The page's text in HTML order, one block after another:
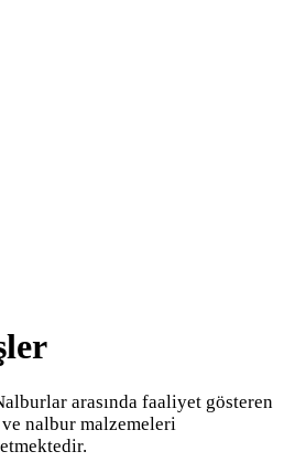
arasında faaliyet gösteren
ve nalbur malzemeleri